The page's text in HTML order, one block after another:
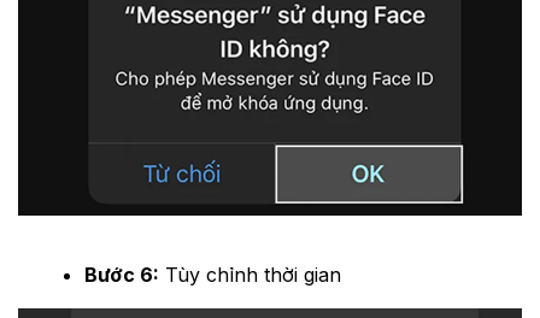
Bước 6: Tùy chỉnh thời gian